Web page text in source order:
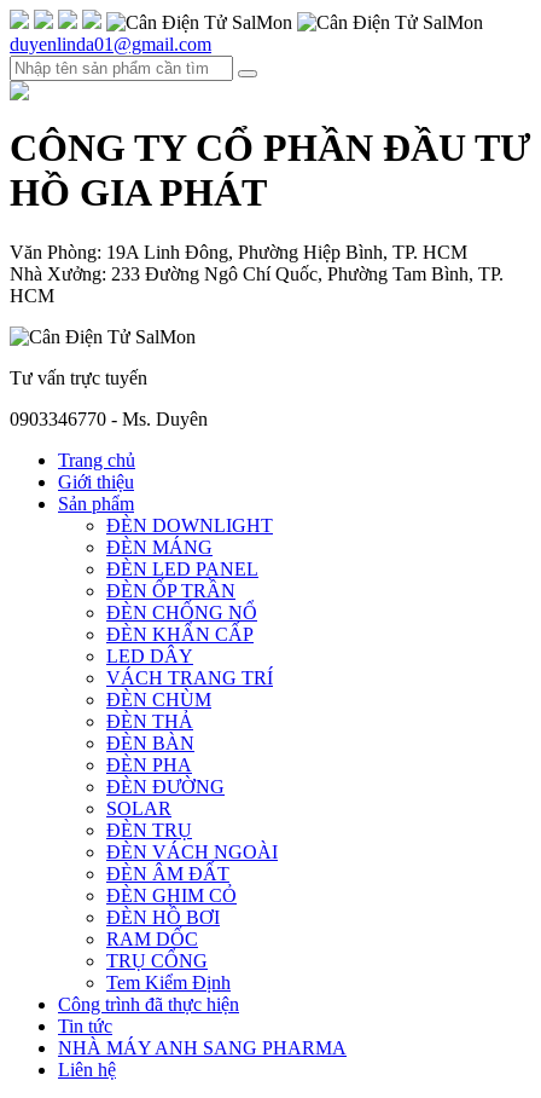
duyenlinda01@gmail.com
CÔNG TY CỔ PHẦN ĐẦU TƯ
HỒ GIA PHÁT
Văn Phòng: 19A Linh Đông, Phường Hiệp Bình, TP. HCM
Nhà Xưởng: 233 Đường Ngô Chí Quốc, Phường Tam Bình, TP.
HCM
Tư vấn trực tuyến
0903346770 - Ms. Duyên
Trang chủ
Giới thiệu
Sản phẩm
ĐÈN DOWNLIGHT
ĐÈN MÁNG
ĐÈN LED PANEL
ĐÈN ỐP TRẦN
ĐÈN CHỐNG NỔ
ĐÈN KHẨN CẤP
LED DÂY
VÁCH TRANG TRÍ
ĐÈN CHÙM
ĐÈN THẢ
ĐÈN BÀN
ĐÈN PHA
ĐÈN ĐƯỜNG
SOLAR
ĐÈN TRỤ
ĐÈN VÁCH NGOÀI
ĐÈN ÂM ĐẤT
ĐÈN GHIM CỎ
ĐÈN HỒ BƠI
RAM DỐC
TRỤ CỔNG
Tem Kiểm Định
Công trình đã thực hiện
Tin tức
NHÀ MÁY ANH SANG PHARMA
Liên hệ